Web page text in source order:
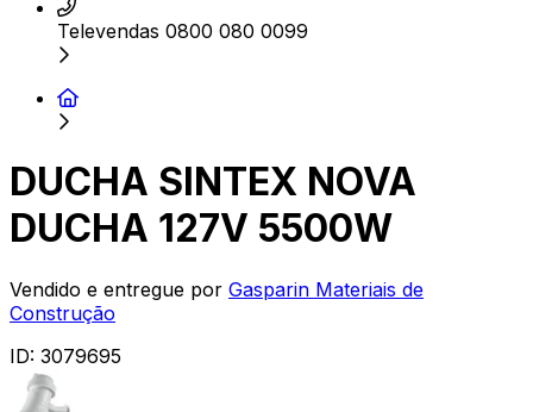
Televendas 0800 080 0099
DUCHA SINTEX NOVA
DUCHA 127V 5500W
Vendido e entregue por Gasparin Materiais de
Construção
ID: 3079695